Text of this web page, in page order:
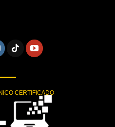
CERTIFICADO